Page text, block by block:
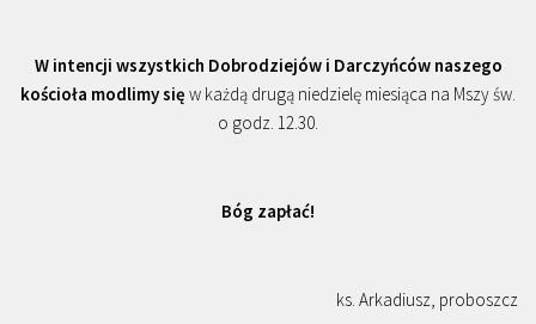
W intencji wszystkich Dobrodziejów i Darczyńców naszego
kościoła modlimy się w każdą drugą niedzielę miesiąca na Mszy św.
o godz. 12.30.
Bóg zapłać!
ks. Arkadiusz, proboszcz